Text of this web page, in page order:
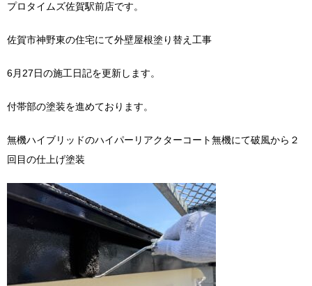
プロタイムズ佐賀駅前店です。
佐賀市神野東の住宅にて外壁屋根塗り替え工事
6月27日の施工日記を更新します。
付帯部の塗装を進めております。
無機ハイブリッドのハイパーリアクターコート無機にて破風から２
回目の仕上げ塗装